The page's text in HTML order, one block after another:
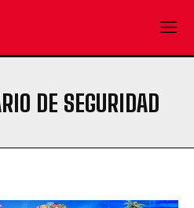
DE SEGURIDAD